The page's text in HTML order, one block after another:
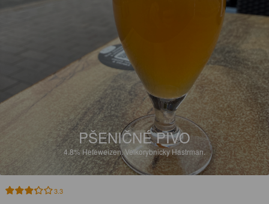
PŠENIČNÉ PIVO
4.8%Hefeweizen.Velkorybnicky Hastrman.
3.3